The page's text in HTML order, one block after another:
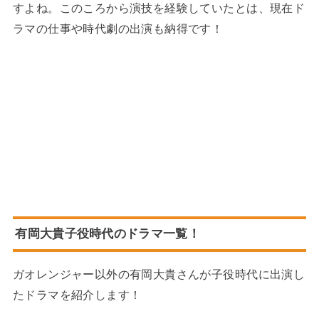
すよね。このころから演技を経験していたとは、現在ド
ラマの仕事や時代劇の出演も納得です！
有岡大貴子役時代のドラマ一覧！
ガオレンジャー以外の有岡大貴さんが子役時代に出演し
たドラマを紹介します！